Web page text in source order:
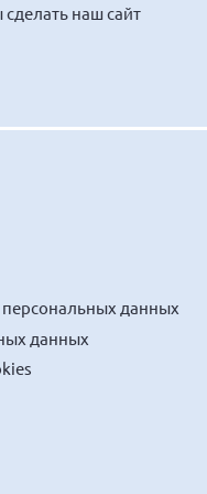
наш сайт
данных
данных